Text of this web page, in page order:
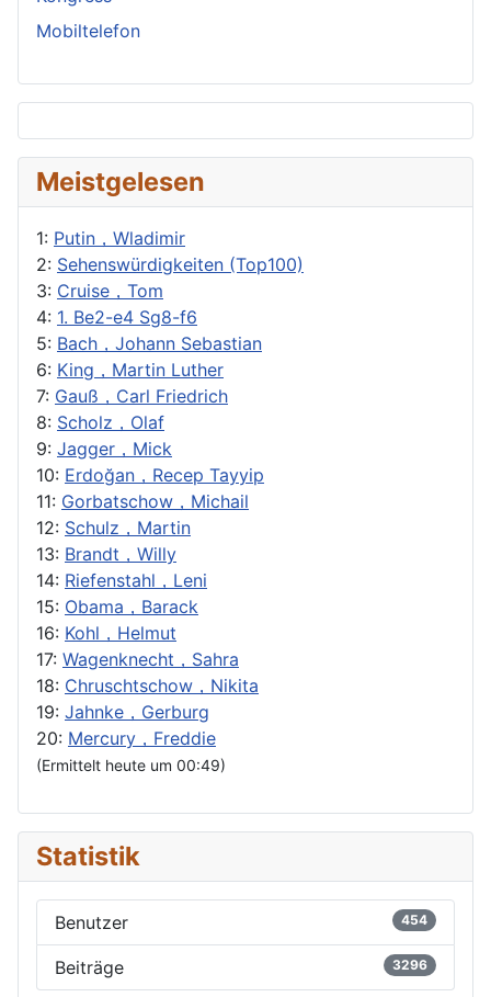
Mobiltelefon
Meistgelesen
1: Putin，Wladimir
2: Sehenswürdigkeiten (Top100)
3: Cruise，Tom
4: 1. Be2-e4 Sg8-f6
5: Bach，Johann Sebastian
6: King，Martin Luther
7: Gauß，Carl Friedrich
8: Scholz，Olaf
9: Jagger，Mick
10: Erdoğan，Recep Tayyip
11: Gorbatschow，Michail
12: Schulz，Martin
13: Brandt，Willy
14: Riefenstahl，Leni
15: Obama，Barack
16: Kohl，Helmut
17: Wagenknecht，Sahra
18: Chruschtschow，Nikita
19: Jahnke，Gerburg
20: Mercury，Freddie
(Ermittelt heute um 00:49)
Statistik
Benutzer 454
Beiträge 3296